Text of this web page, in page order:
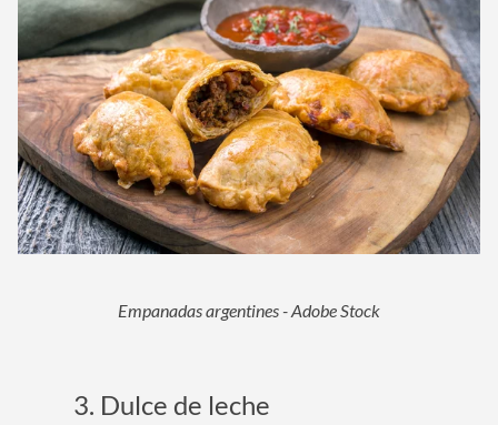
Empanadas argentines - Adobe Stock
3. Dulce de leche